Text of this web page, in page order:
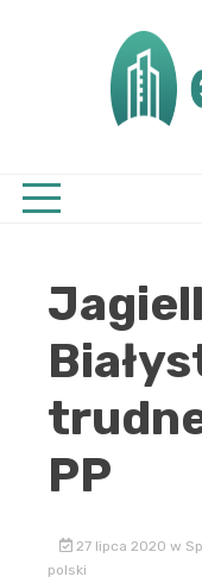
PP
27 lipca 2020 w
polski